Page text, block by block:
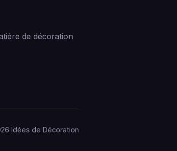
de décoration
Idées de Décoration